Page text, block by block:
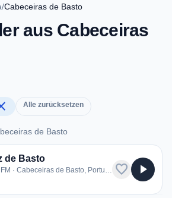
/Cabeceiras de Basto
aus Cabeceiras
Alle zurücksetzen
de Basto
de Basto
de Basto
100.6 / 107.3 FM · Cabeceiras de Basto, Portugal favorite play_arrow